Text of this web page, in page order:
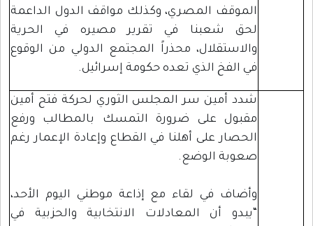
الموقف المصري، وكذلك مواقف الدول الداعمة
لحق شعبنا في تقرير مصيره في الحرية
والاستقلال، محذراً المجتمع الدولي من الوقوع
في الفخ الذي تعده حكومة إسرائيل.
شدد أمين سر المجلس الثوري لحركة فتح أمين
مقبول على ضرورة التمسك بالمطالب ورفع
الحصار على أهلنا في القطاع وإعادة الإعمار رغم
صعوبة الوضع.
وأضاف في لقاء مع إذاعة موطني اليوم الأحد،
“يبدو أن المعادلات الانتخابية والحزبية في